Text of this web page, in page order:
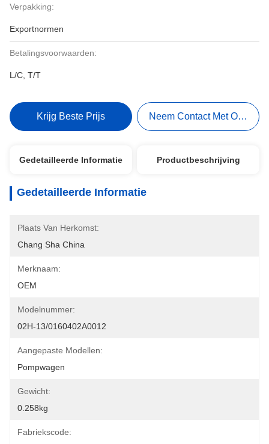
Verpakking:
Exportnormen
Betalingsvoorwaarden:
L/C, T/T
Krijg Beste Prijs Neem Contact Met Ons Op
Gedetailleerde Informatie Productbeschrijving
Gedetailleerde Informatie
Plaats Van Herkomst:
Chang Sha China
Merknaam:
OEM
Modelnummer:
02H-13/0160402A0012
Aangepaste Modellen:
Pompwagen
Gewicht:
0.258kg
Fabriekscode: